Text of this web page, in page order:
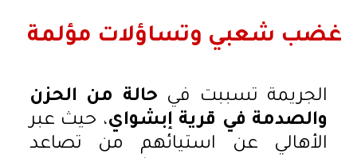
غضب شعبي وتساؤلات مؤلمة
الجريمة تسببت في حالة من الحزن
والصدمة في قرية إبشواي، حيث عبر
الأهالي عن استيائهم من تصاعد